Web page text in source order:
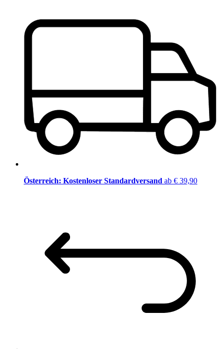
Österreich: Kostenloser Standardversand ab € 39,90